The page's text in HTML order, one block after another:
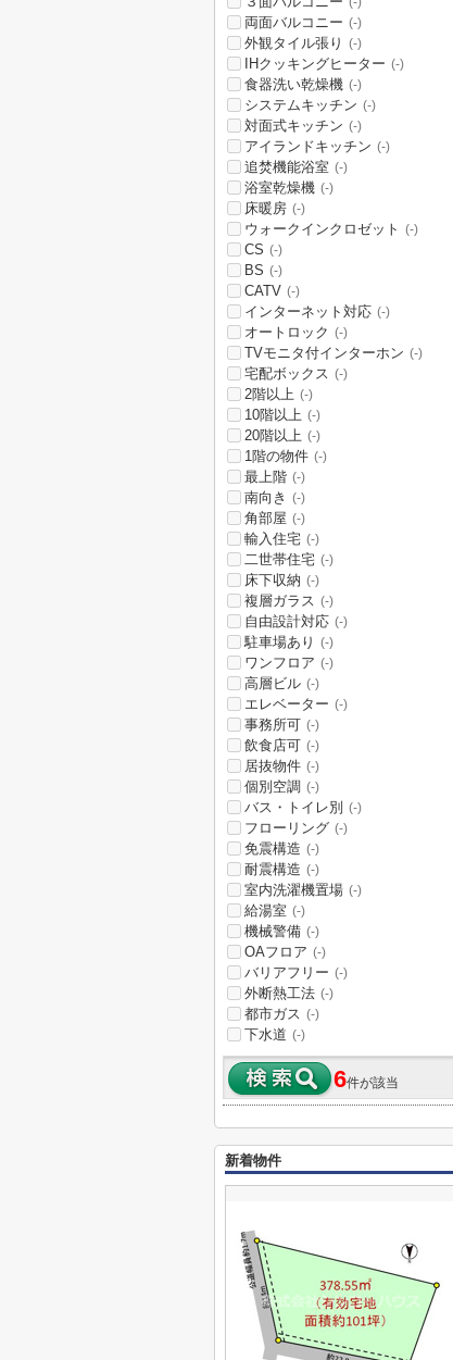
両面バルコニー (-)
外観タイル張り (-)
IHクッキングヒーター (-)
食器洗い乾燥機 (-)
システムキッチン (-)
対面式キッチン (-)
アイランドキッチン (-)
追焚機能浴室 (-)
浴室乾燥機 (-)
床暖房 (-)
ウォークインクロゼット (-)
CS (-)
BS (-)
CATV (-)
インターネット対応 (-)
オートロック (-)
TVモニタ付インターホン (-)
宅配ボックス (-)
2階以上 (-)
10階以上 (-)
20階以上 (-)
1階の物件 (-)
最上階 (-)
南向き (-)
角部屋 (-)
輸入住宅 (-)
二世帯住宅 (-)
床下収納 (-)
複層ガラス (-)
自由設計対応 (-)
駐車場あり (-)
ワンフロア (-)
高層ビル (-)
エレベーター (-)
事務所可 (-)
飲食店可 (-)
居抜物件 (-)
個別空調 (-)
バス・トイレ別 (-)
フローリング (-)
免震構造 (-)
耐震構造 (-)
室内洗濯機置場 (-)
給湯室 (-)
機械警備 (-)
OAフロア (-)
バリアフリー (-)
外断熱工法 (-)
都市ガス (-)
下水道 (-)
6件が該当
新着物件